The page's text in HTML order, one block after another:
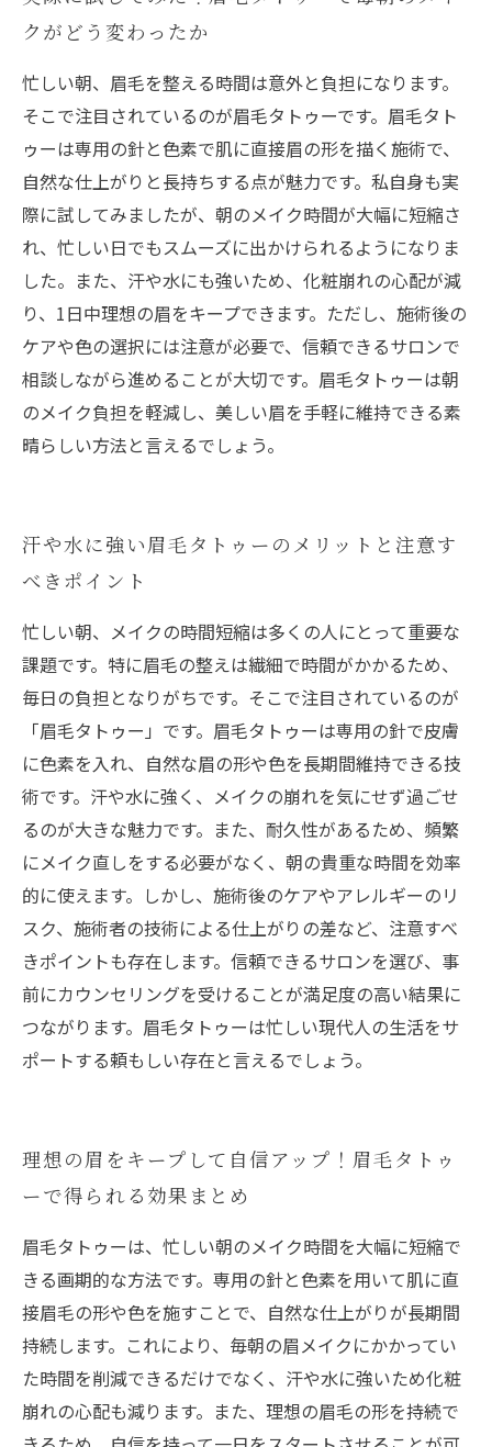
クがどう変わったか
忙しい朝、眉毛を整える時間は意外と負担になります。
そこで注目されているのが眉毛タトゥーです。眉毛タト
ゥーは専用の針と色素で肌に直接眉の形を描く施術で、
自然な仕上がりと長持ちする点が魅力です。私自身も実
際に試してみましたが、朝のメイク時間が大幅に短縮さ
れ、忙しい日でもスムーズに出かけられるようになりま
した。また、汗や水にも強いため、化粧崩れの心配が減
り、1日中理想の眉をキープできます。ただし、施術後の
ケアや色の選択には注意が必要で、信頼できるサロンで
相談しながら進めることが大切です。眉毛タトゥーは朝
のメイク負担を軽減し、美しい眉を手軽に維持できる素
晴らしい方法と言えるでしょう。
汗や水に強い眉毛タトゥーのメリットと注意す
べきポイント
忙しい朝、メイクの時間短縮は多くの人にとって重要な
課題です。特に眉毛の整えは繊細で時間がかかるため、
毎日の負担となりがちです。そこで注目されているのが
「眉毛タトゥー」です。眉毛タトゥーは専用の針で皮膚
に色素を入れ、自然な眉の形や色を長期間維持できる技
術です。汗や水に強く、メイクの崩れを気にせず過ごせ
るのが大きな魅力です。また、耐久性があるため、頻繁
にメイク直しをする必要がなく、朝の貴重な時間を効率
的に使えます。しかし、施術後のケアやアレルギーのリ
スク、施術者の技術による仕上がりの差など、注意すべ
きポイントも存在します。信頼できるサロンを選び、事
前にカウンセリングを受けることが満足度の高い結果に
つながります。眉毛タトゥーは忙しい現代人の生活をサ
ポートする頼もしい存在と言えるでしょう。
理想の眉をキープして自信アップ！眉毛タトゥ
ーで得られる効果まとめ
眉毛タトゥーは、忙しい朝のメイク時間を大幅に短縮で
きる画期的な方法です。専用の針と色素を用いて肌に直
接眉毛の形や色を施すことで、自然な仕上がりが長期間
持続します。これにより、毎朝の眉メイクにかかってい
た時間を削減できるだけでなく、汗や水に強いため化粧
崩れの心配も減ります。また、理想の眉毛の形を持続で